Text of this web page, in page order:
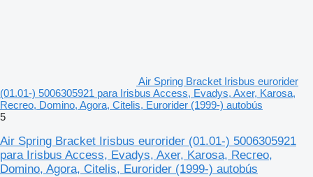
Air Spring Bracket Irisbus eurorider
(01.01-) 5006305921 para Irisbus Access, Evadys, Axer, Karosa,
Recreo, Domino, Agora, Citelis, Eurorider (1999-) autobús
5
Air Spring Bracket Irisbus eurorider (01.01-) 5006305921
para Irisbus Access, Evadys, Axer, Karosa, Recreo,
Domino, Agora, Citelis, Eurorider (1999-) autobús